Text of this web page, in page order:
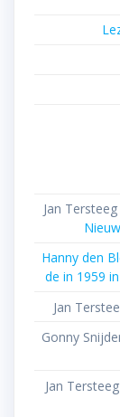
Jan Tersteeg
Hanny den
de in 1959
Jan
Gonny
Jan Tersteeg